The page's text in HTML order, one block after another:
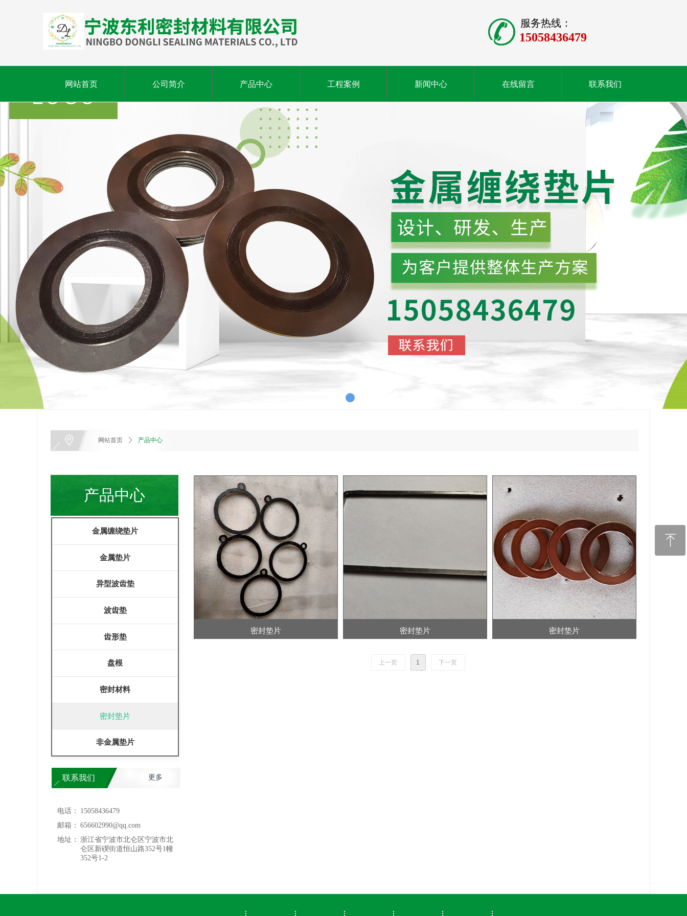
服务热线：
15058436479
网站首页 公司简介 产品中心 工程案例 新闻中心 在线留言 联系我们
网站首页 ꄲ 产品中心
密封垫片 密封垫片 密封垫片
上一页 1 下一页
产品中心
联系我们 更多
电话：
15058436479
邮箱： 656602990@qq.com
地址： 浙江省宁波市北仑区宁波市北
仑区新碶街道恒山路352号1幢
352号1-2
金属缠绕垫片
金属垫片
异型波齿垫
波齿垫
齿形垫
盘根
密封材料
密封垫片
非金属垫片
ꁸ